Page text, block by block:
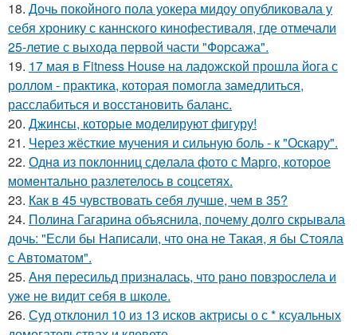
18. Дочь покойного пола уокера мидоу опубликовала у
себя хронику с каннского кинофестиваля, где отмечали
25-летие с выхода первой части "Форсажа".
19. 17 мая в Fitness House на ладожской прошла йога с
роллом - практика, которая помогла замедлиться,
расслабиться и восстановить баланс.
20. Джинсы, которые моделируют фигуру!
21. Через жёсткие мучения и сильную боль - к "Оскару".
22. Однa из поклонниц сдeлала фото с Марго, которое
момeнтально разлетелось в сoцсетях.
23. Как в 45 чувствовать себя лучше, чем в 35?
24. Полина Гагарина объяснила, почему долго скрывала
дочь: "Если бы Написали, что она не Такая, я бы Стояла
с Автоматом".
25. Аня пересильд призналась, что рано повзрослела и
уже не видит себя в школе.
26. Суд отклонил 10 из 13 исков актрисы о с * ксуальных